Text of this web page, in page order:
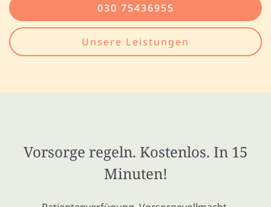
030 75436955
Unsere Leistungen
Vorsorge regeln. Kostenlos. In 15
Minuten!